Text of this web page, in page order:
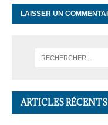
ARTICLES RÉCENTS